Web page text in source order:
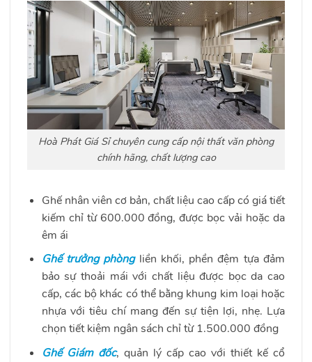
Hoà Phát Giá Sỉ chuyên cung cấp nội thất văn phòng
chính hãng, chất lượng cao
Ghế nhân viên cơ bản, chất liệu cao cấp có giá tiết
kiếm chỉ từ 600.000 đồng, được bọc vải hoặc da
êm ái
Ghế trưởng phòngliền khối, phền đệm tựa đảm
bảo sự thoải mái với chất liệu được bọc da cao
cấp, các bộ khác có thể bằng khung kim loại hoặc
nhựa với tiêu chí mang đến sự tiện lợi, nhẹ. Lựa
chọn tiết kiệm ngân sách chỉ từ 1.500.000 đồng
Ghế Giám đốc, quản lý cấp cao với thiết kế cổ